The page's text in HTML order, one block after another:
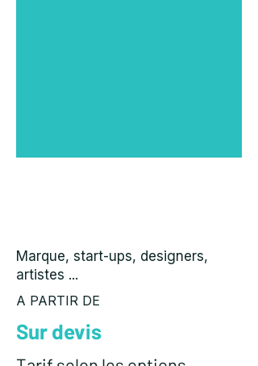
Marque, start-ups, designers,
artistes ...
A PARTIR DE
Sur devis